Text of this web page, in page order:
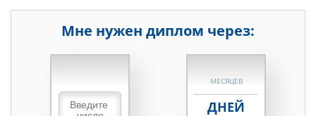
Мне нужен диплом через:
НЕДЕЛЬ
МЕСЯЦЕВ
ДНЕЙ